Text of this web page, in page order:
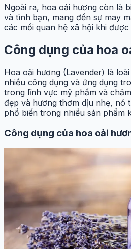
Ngoài ra, hoa oải hương còn là
và tình bạn, mang đến sự may
các mối quan hệ xã hội khi
Công dụng của hoa
Hoa oải hương (Lavender) là
nhiều công dụng và ứng dụng
trong lĩnh vực mỹ phẩm và
đẹp và hương thơm dịu nhẹ, nó
phổ biến trong nhiều sản phẩm
Công dụng của hoa oải